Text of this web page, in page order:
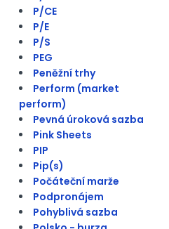
P/CE
P/E
P/S
PEG
Peněžní trhy
Perform (market
perform)
Pevná úroková sazba
Pink Sheets
PIP
Pip(s)
Počáteční marže
Podpronájem
Pohyblivá sazba